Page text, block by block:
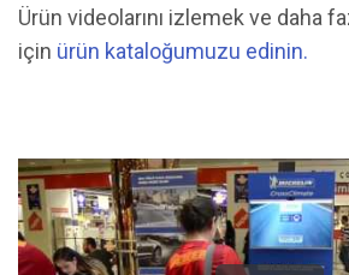
Ürün videolarını izlemek ve daha
için ürün kataloğumuzu edinin.